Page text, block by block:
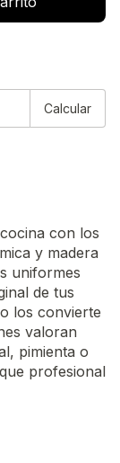
Calcular
con los
y madera
uniformes
de tus
los convierte
valoran
pimienta o
profesional